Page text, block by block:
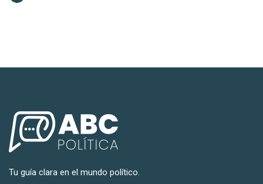
Tu guía clara en el mundo político.